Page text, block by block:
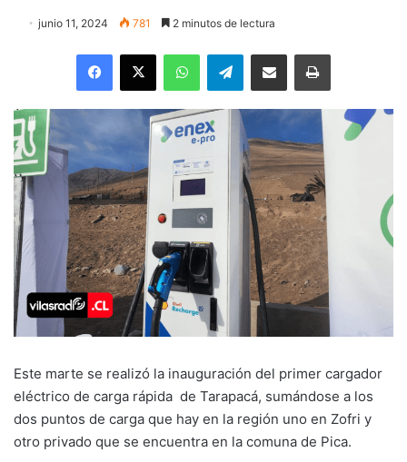
junio 11, 2024 781 2 minutos de lectura
Facebook
X WhatsAppTelegramEnviar vía email Imprimir
Este marte se realizó la inauguración del primer cargador
eléctrico de carga rápida de Tarapacá, sumándose a los
dos puntos de carga que hay en la región uno en Zofri y
otro privado que se encuentra en la comuna de Pica.